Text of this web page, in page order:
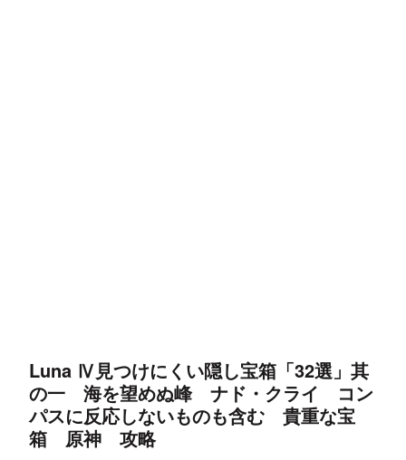
Luna Ⅳ見つけにくい隠し宝箱「32選」其
の一 海を望めぬ峰 ナド・クライ コン
パスに反応しないものも含む 貴重な宝
箱 原神 攻略